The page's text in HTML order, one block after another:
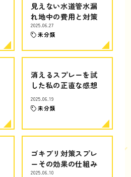
見えない水道管水漏
れ地中の費用と対策
2025.06.27
未分類
消えるスプレーを試
した私の正直な感想
2025.06.19
未分類
ゴキブリ対策スプレ
ーその効果の仕組み
2025.06.10